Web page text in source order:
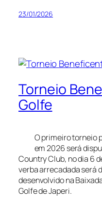
23/01/2026
Torneio
Golfe
O primeiro torneio
em 2026 será
Country Club, no dia 6
verba arrecadada será
desenvolvido na
Golfe de Japeri.